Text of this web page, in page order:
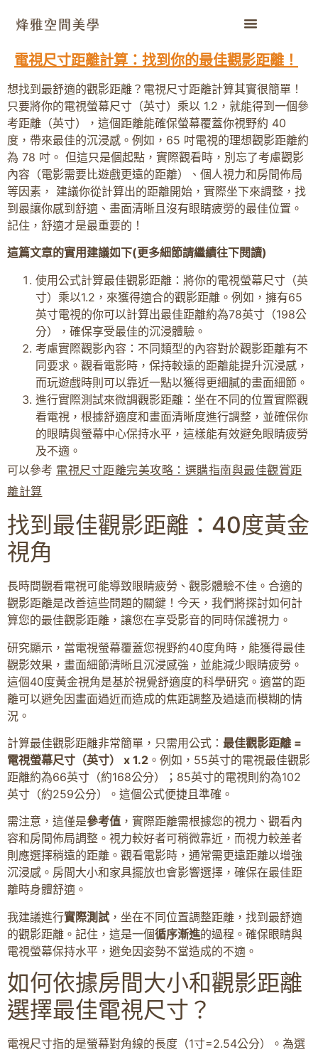
電視尺寸距離計算：找到你的最佳觀影距離！
想找到最舒適的觀影距離？電視尺寸距離計算其實很簡單！
只要將你的電視螢幕尺寸（英寸）乘以 1.2，就能得到一個參
考距離（英寸），這個距離能確保螢幕覆蓋你視野約 40
度，帶來最佳的沉浸感。例如，65 吋電視的理想觀影距離約
為 78 吋。 但這只是個起點，實際觀看時，別忘了考慮觀影
內容（電影需要比遊戲更遠的距離）、個人視力和房間佈局
等因素， 建議你從計算出的距離開始，實際坐下來調整，找
到最讓你感到舒適、畫面清晰且沒有眼睛疲勞的最佳位置。
記住，舒適才是最重要的！
這篇文章的實用建議如下(更多細節請繼續往下閱讀)
使用公式計算最佳觀影距離：將你的電視螢幕尺寸（英
寸）乘以1.2，來獲得適合的觀影距離。例如，擁有65
英寸電視的你可以計算出最佳距離約為78英寸（198公
分），確保享受最佳的沉浸體驗。
考慮實際觀影內容：不同類型的內容對於觀影距離有不
同要求。觀看電影時，保持較遠的距離能提升沉浸感，
而玩遊戲時則可以靠近一點以獲得更細膩的畫面細節。
進行實際測試來微調觀影距離：坐在不同的位置實際觀
看電視，根據舒適度和畫面清晰度進行調整，並確保你
的眼睛與螢幕中心保持水平，這樣能有效避免眼睛疲勞
及不適。
可以參考 電視尺寸距離完美攻略：選購指南與最佳觀賞距
離計算
找到最佳觀影距離：40度黃金
視角
長時間觀看電視可能導致眼睛疲勞、觀影體驗不佳。合適的
觀影距離是改善這些問題的關鍵！今天，我們將探討如何計
算您的最佳觀影距離，讓您在享受影音的同時保護視力。
研究顯示，當電視螢幕覆蓋您視野約40度角時，能獲得最佳
觀影效果，畫面細節清晰且沉浸感強，並能減少眼睛疲勞。
這個40度黃金視角是基於視覺舒適度的科學研究。適當的距
離可以避免因畫面過近而造成的焦距調整及過遠而模糊的情
況。
計算最佳觀影距離非常簡單，只需用公式： 最佳觀影距離 =
電視螢幕尺寸（英寸） x 1.2 。例如，55英寸的電視最佳觀影
距離約為66英寸（約168公分）；85英寸的電視則約為102
英寸（約259公分）。這個公式便捷且準確。
需注意，這僅是參考值 ，實際距離需根據您的視力、觀看內
容和房間佈局調整。視力較好者可稍微靠近，而視力較差者
則應選擇稍遠的距離。觀看電影時，通常需更遠距離以增強
沉浸感。房間大小和家具擺放也會影響選擇，確保在最佳距
離時身體舒適。
我建議進行實際測試 ，坐在不同位置調整距離，找到最舒適
的觀影距離。記住，這是一個循序漸進的過程。確保眼睛與
電視螢幕保持水平，避免因姿勢不當造成的不適。
如何依據房間大小和觀影距離
選擇最佳電視尺寸？
電視尺寸指的是螢幕對角線的長度（1寸=2.54公分）。為選